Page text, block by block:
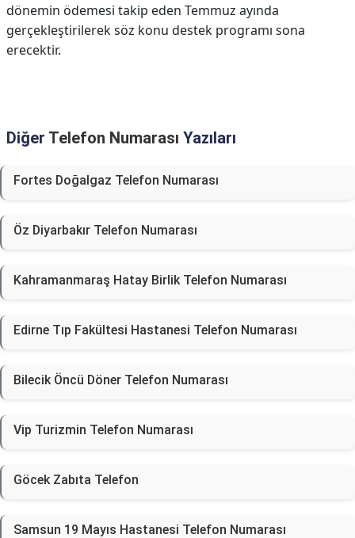
dönemin ödemesi takip eden Temmuz ayında
gerçekleştirilerek söz konu destek programı sona
erecektir.
Diğer Telefon Numarası Yazıları
Fortes Doğalgaz Telefon Numarası
Öz Diyarbakır Telefon Numarası
Kahramanmaraş Hatay Birlik Telefon Numarası
Edirne Tıp Fakültesi Hastanesi Telefon Numarası
Bilecik Öncü Döner Telefon Numarası
Vip Turizmin Telefon Numarası
Göcek Zabıta Telefon
Samsun 19 Mayıs Hastanesi Telefon Numarası